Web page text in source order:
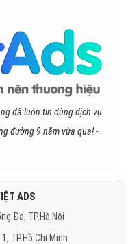
đã luôn tin dùng dịch vụ
đường 9 năm vừa qua! -
ADS
Đa, TP.Hà Nội
TP.Hồ Chí Minh